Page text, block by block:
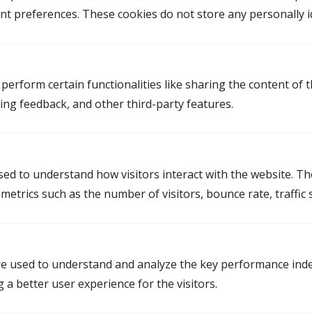
preferences. These cookies do not store any personally
certain functionalities like sharing the content of
feedback, and other third-party features.
to understand how visitors interact with the website.
such as the number of visitors, bounce rate, traffic
used to understand and analyze the key performance
a better user experience for the visitors.
maakt inzichtelijk welke keuzes er zijn. Jullie bepalen
mediator bij het opstellen van een ouderschapsplan
en geeft tips om de communicatie goed te laten
Wat zijn de kosten van een mediator in Land
van Cuijk via Bmiddl.nl?
starten we altijd met een gratis kennismaking. Zo
weten jullie vooraf waar jullie aan toe zijn en